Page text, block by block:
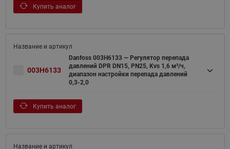
Купить аналог
003H6133
Danfoss 003H6133 — Регулятор перепада
давлений DPR DN15, PN25, Kvs 1,6 м³/ч,
диапазон настройки перепада давлений
0,3-2,0
Купить аналог